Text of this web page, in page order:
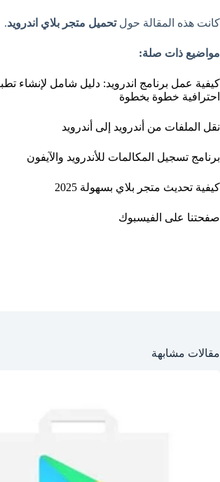
كانت هذه المقالة حولتحميل متجر بلاي اندرويد.
مواضيع ذات صلة:
كيفية عمل برنامج اندرويد: دليل شامل لإنشاء
احترافية خطوة بخطوة
نقل الملفات من أندرويد إلى أندرويد
برنامج تسجيل المكالمات للأندرويد والآيفون
كيفية تحديث متجر بلاي بسهولة 2025
صفحتنا على الفيسبوك
مقالات مشابهة